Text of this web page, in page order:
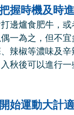
握時機及時
邊爐食肥牛，
一為之，但不
辣椒等濃味及
秋後可以進行
始運動大計